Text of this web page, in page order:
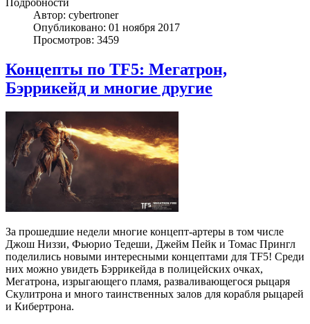
Подробности
Автор: cybertroner
Опубликовано: 01 ноября 2017
Просмотров: 3459
Концепты по TF5: Мегатрон,
Бэррикейд и многие другие
За прошедшие недели многие концепт-артеры в том числе
Джош Низзи, Фьюрио Тедеши, Джейм Пейк и Томас Прингл
поделились новыми интересными концептами для TF5! Среди
них можно увидеть Бэррикейда в полицейских очках,
Мегатрона, изрыгающего пламя, разваливающегося рыцаря
Скулитрона и много таинственных залов для корабля рыцарей
и Кибертрона.